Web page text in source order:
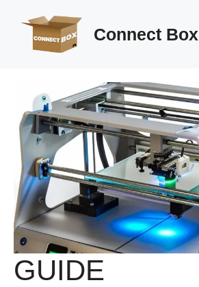
contenu
Connect Box
GUIDE